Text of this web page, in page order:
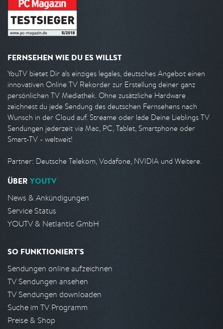
FERNSEHEN WIE DU ES WILLST
YouTV bietet Dir als einziges legales, deutsches Angebot einen
innovativen Online TV Rekorder zur Erstellung deiner ganz
persönlichen TV Mediathek. Ohne zusätzliche Hardware
zeichnest du jede Sendung des deutschen Fernsehens nach
Wunsch in der Cloud auf. Streame oder lade Deine Lieblings TV
Sendungen jederzeit via Mac, PC, Tablet, Smartphone oder
Smart-TV - weltweit!
Partner: Deutsche Telekom, Vodafone, NVIDIA und Weitere.
ÜBER YOUTV
News & Ankündigungen
Service Status
YOUTV & Netlantic GmbH
SO FUNKTIONIERT'S
Sendungen online aufzeichnen
TV Sendungen ansehen
TV Sendungen downloaden
Suche im TV Programm
Preise & Shop